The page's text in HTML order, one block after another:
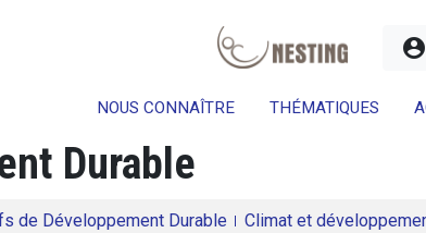
account_circle
NOUS CONNAÎTRE THÉMATIQUES
Durable
de Développement Durable Climat et